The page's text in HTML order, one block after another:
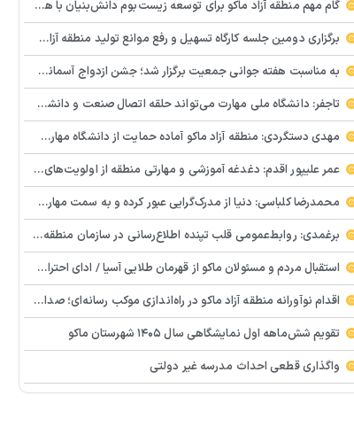
گام مهم منطقه آزاد ماکو برای توسعه زیست‌بوم دانش‌بنیان با همکاری مرکز نوآوری و شتابدهنده‌های استارتاپ
برگزاری دومین جلسه کارگاه تسهیل و رفع موانع تولید منطقه آزاد ماکو
به مناسبت هفته جوانی جمعیت برگزار شد؛ جشن ازدواج آسمانی و ازدواج آسان در شهرستان پلدشت
تاجفر: دانشگاه ملی مهارت می‌تواند حلقه اتصال صنعت و دانشگاه باشد
مهدی دستگردی: منطقه آزاد ماکو آماده حمایت از دانشگاه مهارت‌محور است
عمر علیپور اقدم: دغدغه آموزشی و مهارتی منطقه از اولویت‌های اصلی ماست
محمدرضا کلباسی: دنیا از مدرک‌گرایی عبور کرده و به سمت مهارت حرکت می‌کند
برغمدی: روابط‌عمومی قلب تپنده اطلاع‌رسانی در سازمان منطقه آزاد ماکو است
استقبال مردم و مسئولان ماکو از قهرمان طلایی آسیا / ادای احترام ابوالفضل پیشه‌ور به شهدای گمنام
اقدام نوآورانه منطقه آزاد ماکو در راه‌اندازی موکب رسانه‌ای؛ صدای مردم از دل تجمعات طنین‌انداز شد
تقویم شش‌ماهه اول نمایشگاهی سال ۱۴۰۵ شهرستان ماکو
واگذاری قطعی احداث مدرسه غیر دولتی